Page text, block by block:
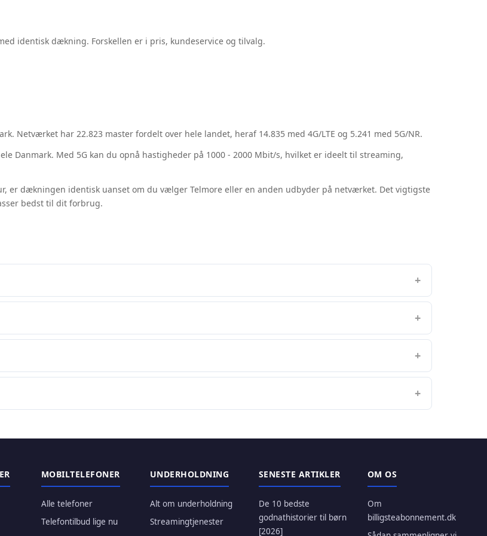
identisk dækning. Forskellen er i pris, kundeservice og tilvalg.
Netværket har 22.823 master fordelt over hele landet, heraf 14.835 med 4G/LTE og 5.241 med 5G/NR.
Danmark. Med 5G kan du opnå hastigheder på 1000 - 2000 Mbit/s, hvilket er ideelt til streaming,
er dækningen identisk uanset om du vælger Telmore eller en anden udbyder på netværket. Det vigtigste
bedst til dit forbrug.
MOBILTELEFONER
Alle telefoner
Telefontilbud lige nu
UNDERHOLDNING
Alt om underholdning
Streamingtjenester
SENESTE ARTIKLER
De 10 bedste
godnathistorier til børn
[2026]
OM OS
Om
billigsteabonnement.dk